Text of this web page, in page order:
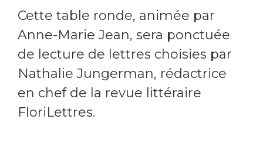
Cette table ronde, animée par
Anne-Marie Jean, sera ponctuée
de lecture de lettres choisies par
Nathalie Jungerman, rédactrice
en chef de la revue littéraire
FloriLettres.